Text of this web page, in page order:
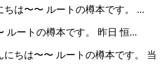
ちは〜〜 ルートの樽本です。 ...
ルートの樽本です。 昨日 恒...
にちは〜〜 ルートの樽本です。 当